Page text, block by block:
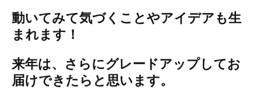
動いてみて気づくことやアイデアも生
まれます！
来年は、さらにグレードアップしてお
届けできたらと思います。